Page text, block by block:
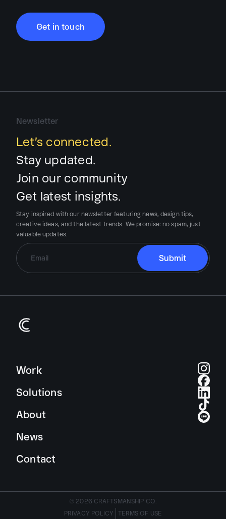
Get in touch
Newsletter
Let’s connected.
Stay updated.
Join our community
Get latest insights.
Stay inspired with our newsletter featuring news, design tips,
creative ideas, and the latest trends. We promise:no spam, just
valuable updates.
Work
Solutions
About
News
Contact
© 2026 CRAFTSMANSHIP CO.
PRIVACY POLICY TERMS OF USE